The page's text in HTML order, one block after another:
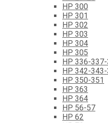
HP 300
HP 301
HP 302
HP 303
HP 304
HP 305
HP 336-
HP 342-
HP 350-351
HP 363
HP 364
HP 56-57
HP 62